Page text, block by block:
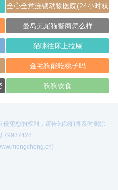
全心全意连锁动物医院(24小时双
井店)
曼岛无尾猫智商怎么样
猫咪往床上拉屎
金毛狗能吃桃子吗
狗狗饮食
犯您的权利，请告知我们将及时删除